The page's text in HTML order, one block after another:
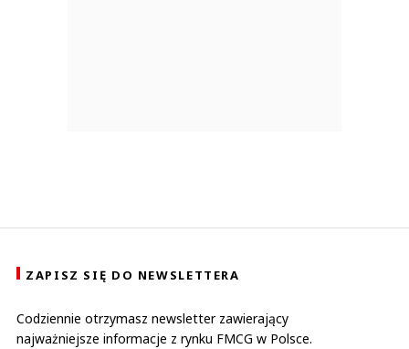
ZAPISZ SIĘ DO NEWSLETTERA
Codziennie otrzymasz newsletter zawierający
najważniejsze informacje z rynku FMCG w Polsce.